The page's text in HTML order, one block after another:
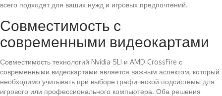
всего подходят для ваших нужд и игровых предпочтений.
Совместимость с
современными видеокартами
Совместимость технологий Nvidia SLI и AMD CrossFire с
современными видеокартами является важным аспектом, который
необходимо учитывать при выборе графической подсистемы для
игрового или профессионального компьютера. Оба решения